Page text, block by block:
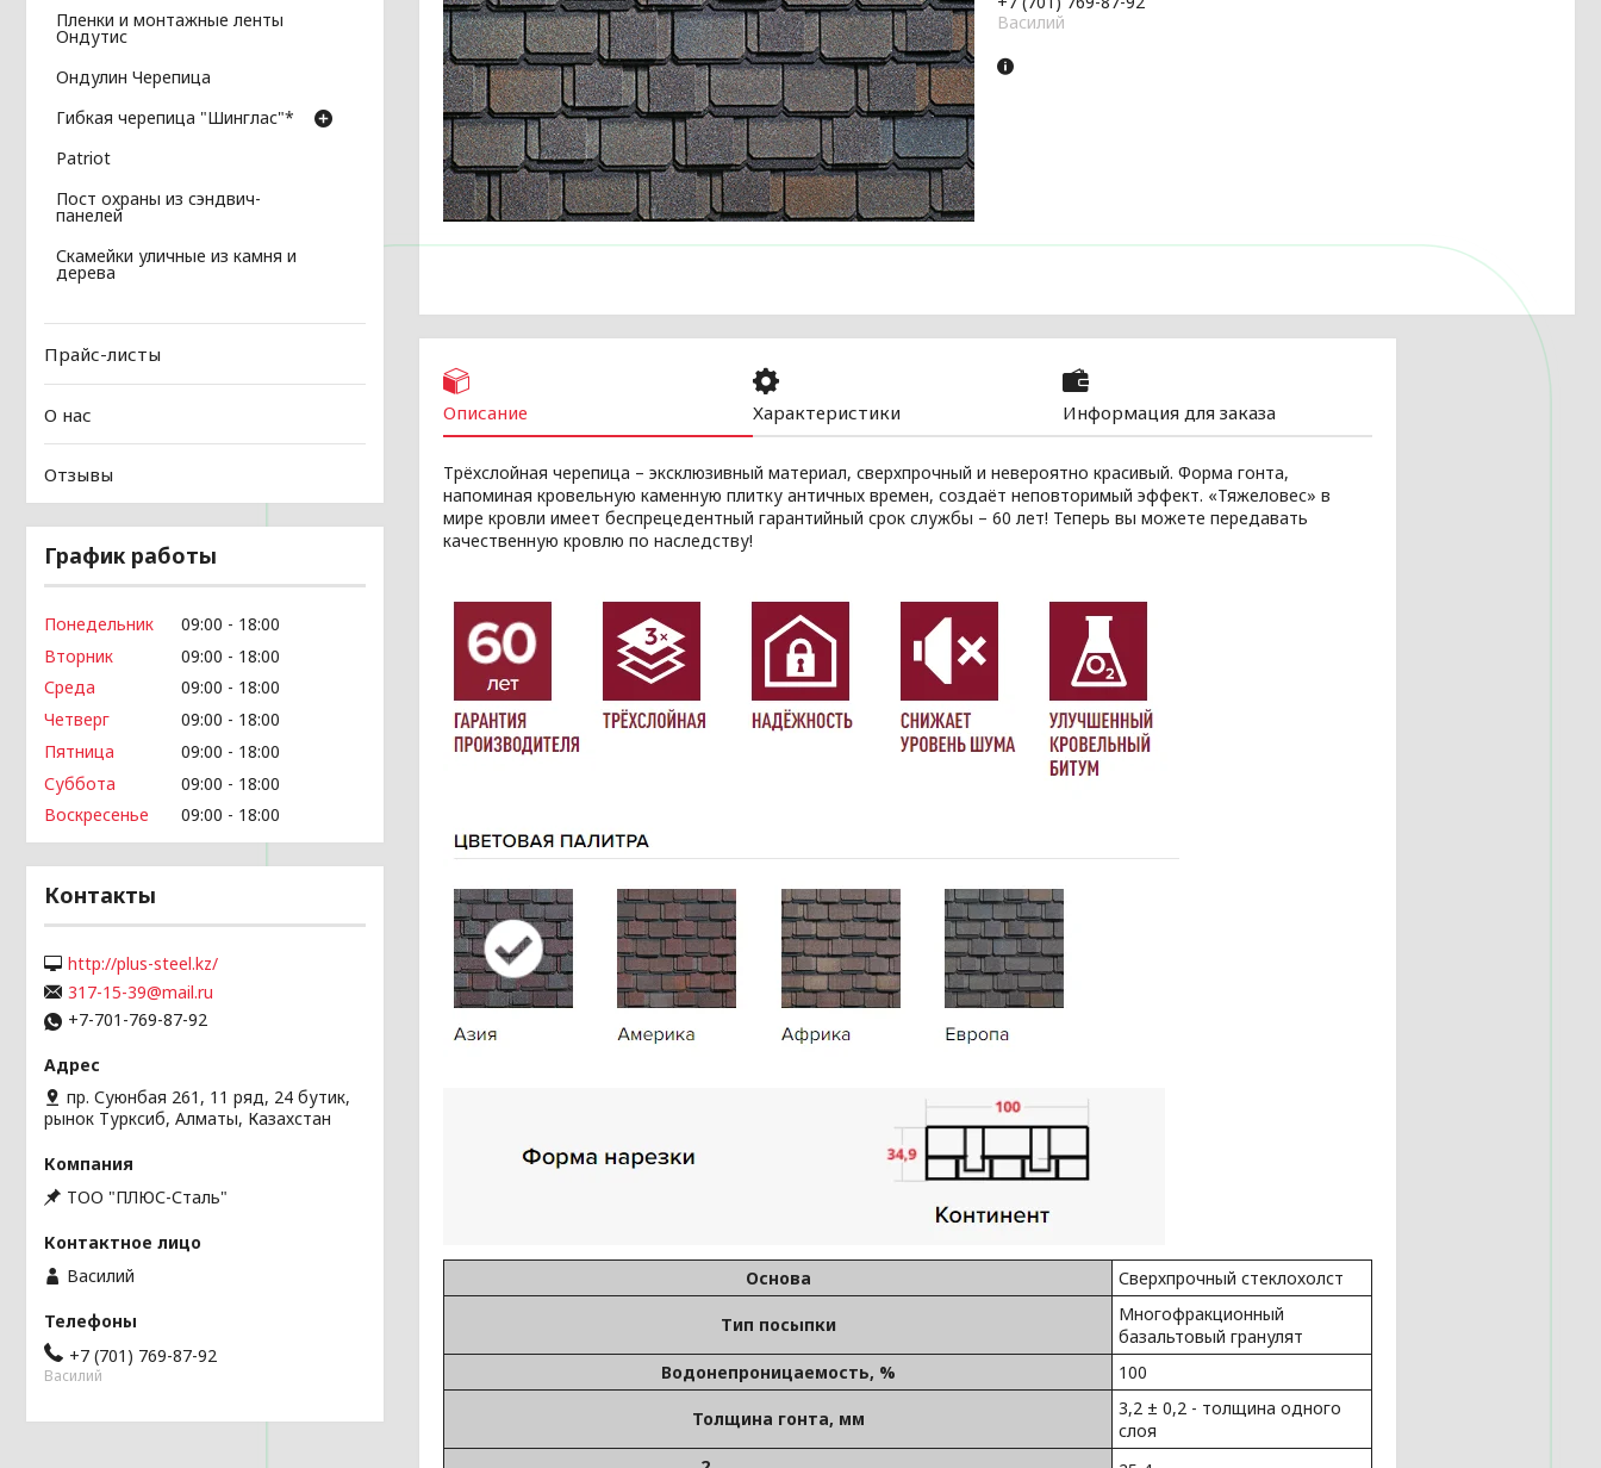
Василий
Описание Характеристики Информация для заказа
Трёхслойная черепица – эксклюзивный материал, сверхпрочный и невероятно красивый. Форма гонта,
напоминая кровельную каменную плитку античных времен, создаёт неповторимый эффект. «Тяжеловес» в
мире кровли имеет беспрецедентный гарантийный срок службы – 60 лет! Теперь вы можете передавать
качественную кровлю по наследству!
Основа Сверхпрочный стеклохолст
Тип посыпки
Многофракционный
базальтовый гранулят
Водонепроницаемость, %
100
Толщина гонта, мм
3,2 ± 0,2 - толщина одного
слоя
Пленки и монтажные ленты
Ондутис
Ондулин Черепица
Гибкая черепица "Шинглас"*
Patriot
Пост охраны из сэндвич-
панелей
Скамейки уличные из камня и
дерева
Прайс-листы
О нас
Отзывы
График работы
Понедельник 09:00
18:00
Вторник
09:00
18:00
Среда
09:00
18:00
Четверг
09:00
18:00
Пятница
09:00
18:00
Суббота
09:00
18:00
Воскресенье
09:00 18:00
Контакты
http://plus-steel.kz/
317-15-39@mail.ru
+7-701-769-87-92
пр. Суюнбая 261, 11 ряд, 24 бутик,
рынок Турксиб, Алматы, Казахстан
ТОО "ПЛЮС-Сталь"
Василий
+7 (701) 769-87-92
Василий